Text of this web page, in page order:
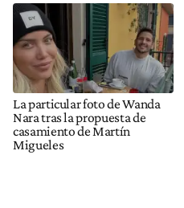
La particular foto de Wanda
Nara tras la propuesta de
casamiento de Martín
Migueles